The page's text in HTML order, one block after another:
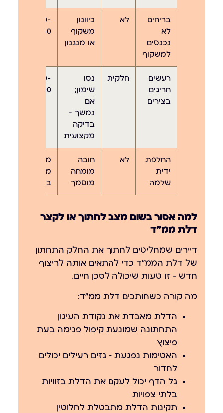
בריחים
לא
נכנסים
למשקוף
לא
כיוונון
משקוף
או מנגנון
400-
650 ₪
רעשים
חריגים
בצירים
חלקית
נסו
שימון;
אם
נמשך —
בדיקה
מקצועית
300-
500 ₪
החלפת
ידית
שלמה
לא
חובה
מומחה
מוסמך
מחיר
מדויק
בטלפון
למה אסור בשום מצב לחתוך או לקצר
דלת ממ״ד
דיירים שמחליטים לחתוך את החלק התחתון
של דלת הממ״ד כדי להתאים אותה לריצוף
חדש — זו טעות שיכולה לסכן חיים.
מה קורה כשחותכים דלת ממ״ד:
הדלת מאבדת את נקודת העיגון
התחתונה שמונעת קיפול פנימה בעת
פיצוץ
האטימות נפגעת — גזים רעילים יכולים
לחדור
גל הדף יכול לעקם את הדלת בזוויות
בלתי צפויות
תקינות הדלת מתבטלת לחלוטין